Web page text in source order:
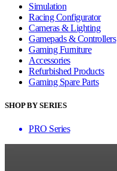
Simulation
Racing Configurator
Cameras & Lighting
Gamepads & Controllers
Gaming Furniture
Accessories
Refurbished Products
Gaming Spare Parts
SHOP BY SERIES
PRO Series